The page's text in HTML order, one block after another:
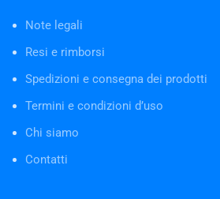
Note legali
Resi e rimborsi
Spedizioni e consegna dei prodotti
Termini e condizioni d’uso
Chi siamo
Contatti